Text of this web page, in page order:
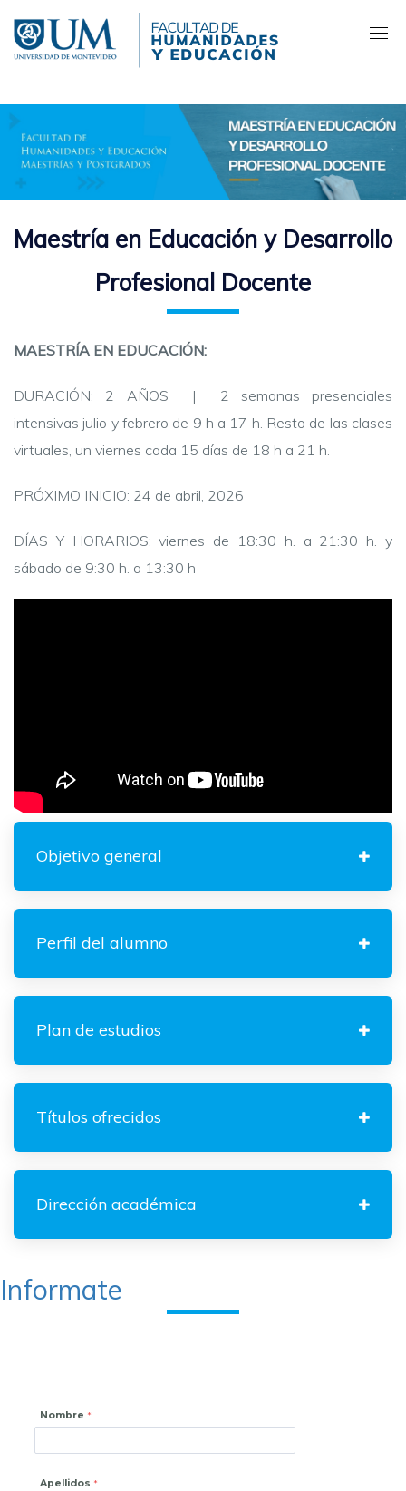
contenido
principal
Maestría en Educación y Desarrollo
Profesional Docente
MAESTRÍA EN EDUCACIÓN:
DURACIÓN: 2 AÑOS | 2 semanas presenciales
intensivas julio y febrero de 9 h a 17 h. Resto de las clases
virtuales, un viernes cada 15 días de 18 h a 21 h.
PRÓXIMO INICIO: 24 de abril, 2026
DÍAS Y HORARIOS: viernes de 18:30 h. a 21:30 h. y
sábado de 9:30 h. a 13:30 h
Objetivo general
Perfil del alumno
Plan de estudios
Títulos ofrecidos
Dirección académica
Informate
Nombre
Apellidos